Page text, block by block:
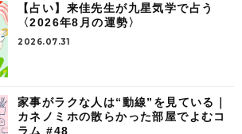
【占い】来佳先生が九星気学で占う
〈2026年8月の運勢〉
2026.07.31
家事がラクな人は“動線”を見ている｜
カネノミホの散らかった部屋でよむコ
ラム #48